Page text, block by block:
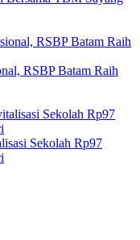
RSBP Batam Raih
Sekolah Rp97